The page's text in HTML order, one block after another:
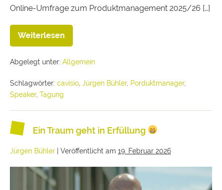
Online-Umfrage zum Produktmanagement 2025/26 […]
Weiterlesen
Abgelegt unter: Allgemein
Schlagwörter: cavisio Jürgen Bühler, Porduktmanager,
Speaker, Tagung
Ein Traum geht in Erfüllung
Jürgen Bühler Veröffentlicht am 19. Februar 2026